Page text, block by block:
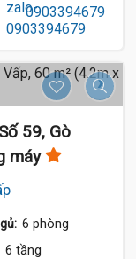
0903394679
59, Gò
máy
6 phòng
6 tầng